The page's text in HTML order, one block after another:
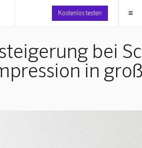
Kostenlos testen ≡
bei
in